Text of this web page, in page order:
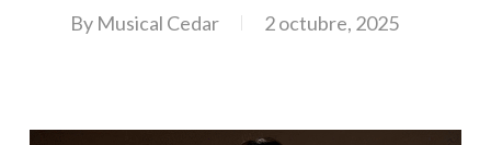
By Musical Cedar 2 octubre, 2025